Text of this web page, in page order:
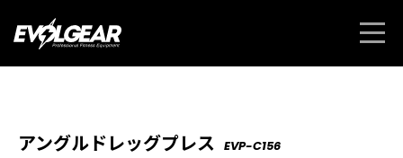
アングルドレッグプレス EVP-C156